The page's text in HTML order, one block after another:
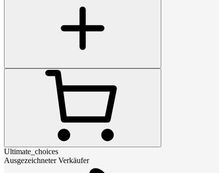
Ultimate_choices
Ausgezeichneter Verkäufer